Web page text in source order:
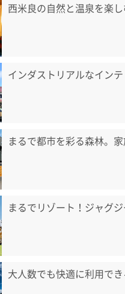
西米良の自然と温泉を楽
インダストリアルなイン
まるで都市を彩る森林。
まるでリゾート！ジャグ
大人数でも快適に利用で